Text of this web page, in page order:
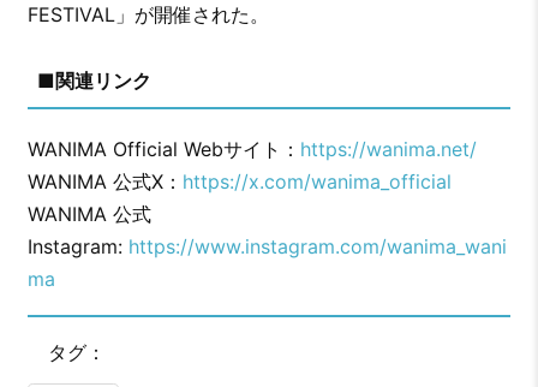
FESTIVAL」が開催された。
■関連リンク
WANIMA Official Webサイト： https://wanima.net/
WANIMA 公式X： https://x.com/wanima_official
WANIMA 公式
Instagram: https://www.instagram.com/wanima_wani
ma
タグ：